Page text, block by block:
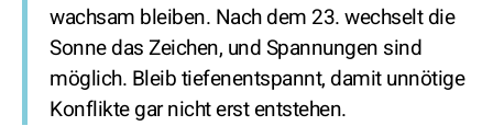
wachsam bleiben. Nach dem 23. wechselt die
Sonne das Zeichen, und Spannungen sind
möglich. Bleib tiefenentspannt, damit unnötige
Konflikte gar nicht erst entstehen.